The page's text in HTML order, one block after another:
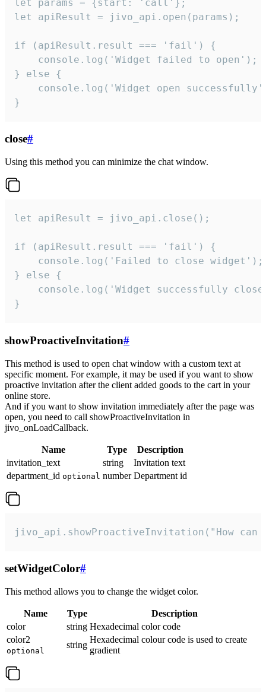
let params = {start: 'call'};
let apiResult = jivo_api.open(params);
if (apiResult.result === 'fail') {
    console.log('Widget failed to open');
} else {
console.log('Widget open
}
close#
Using this method you can minimize the chat window.
let apiResult = jivo_api.close();
if (apiResult.result === 'fail') {
    console.log('Failed to close widget');
} else {
console.log('Widget successfully
}
showProactiveInvitation#
This method is used to open chat window with a custom text at
specific moment. For example, it may be used if you want to show
proactive invitation after the client added goods to the cart in your
online store.
And if you want to show invitation immediately after the page was
open, you need to call showProactiveInvitation in
jivo_onLoadCallback.
Name Type
Description
invitation_text
string
Invitation text
department_id optional number Department id
jivo_api.showProactiveInvitation("How
setWidgetColor#
This method allows you to change the widget color.
Name Type
Description
color
string Hexadecimal color code
color2
optional
string
Hexadecimal colour code is used to create
gradient